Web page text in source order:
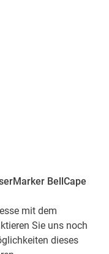
BellCape
mit dem
Sie uns noch
dieses